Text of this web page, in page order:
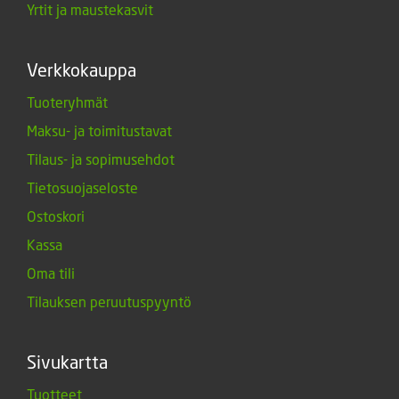
Yrtit ja maustekasvit
Verkkokauppa
Tuoteryhmät
Maksu- ja toimitustavat
Tilaus- ja sopimusehdot
Tietosuojaseloste
Ostoskori
Kassa
Oma tili
Tilauksen peruutuspyyntö
Sivukartta
Tuotteet